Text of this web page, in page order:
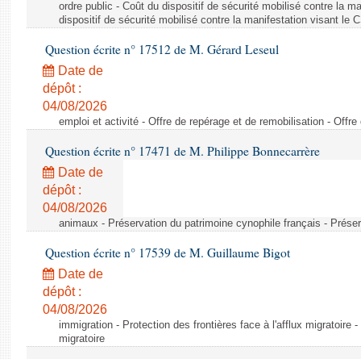
ordre public - Coût du dispositif de sécurité mobilisé contre la
dispositif de sécurité mobilisé contre la manifestation visant le
Question écrite n° 17512 de M. Gérard Leseul
Date de
dépôt :
04/08/2026
emploi et activité - Offre de repérage et de remobilisation -
Question écrite n° 17471 de M. Philippe Bonnecarrère
Date de
dépôt :
04/08/2026
animaux - Préservation du patrimoine cynophile français -
Question écrite n° 17539 de M. Guillaume Bigot
Date de
dépôt :
04/08/2026
immigration - Protection des frontières face à l'afflux migratoire
migratoire